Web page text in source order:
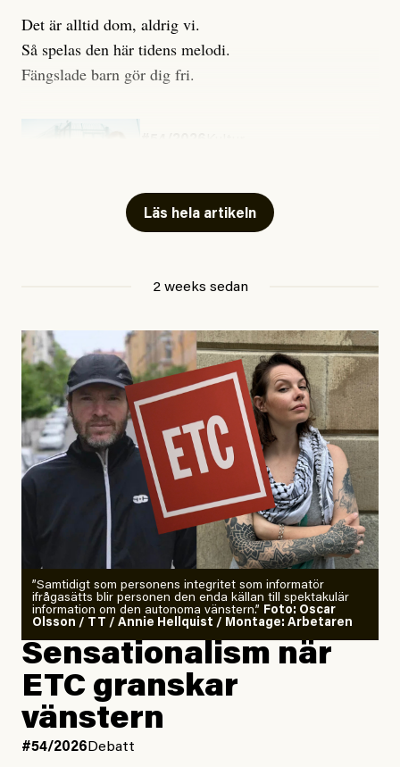
Det är alltid dom, aldrig vi.
Så spelas den här tidens melodi.
Fängslade barn gör dig fri.
Läs hela artikeln
2 weeks sedan
”Samtidigt som personens integritet som informatör
ifrågasätts blir personen den enda källan till spektakulär
information om den autonoma vänstern.” Foto: Oscar
Olsson / TT / Annie Hellquist / Montage: Arbetaren
Sensationalism när
ETC granskar
vänstern
#54/2026 Debatt